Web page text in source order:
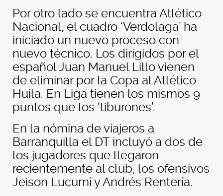
Por otro lado se encuentra Atlético
Nacional, el cuadro ‘Verdolaga’ ha
iniciado un nuevo proceso con
nuevo técnico. Los dirigidos por el
español Juan Manuel Lillo vienen
de eliminar por la Copa al Atlético
Huila. En Liga tienen los mismos 9
puntos que los ‘tiburones’.
En la nómina de viajeros a
Barranquilla el DT incluyó a dos de
los jugadores que llegaron
recientemente al club, los ofensivos
Jeison Lucumí y Andrés Rentería.